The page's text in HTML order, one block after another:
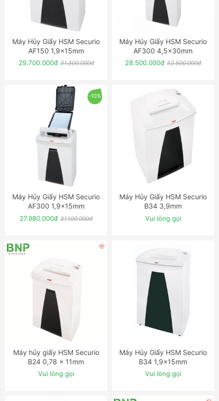
ĐẶT NGAY
Máy Hủy Giấy HSM Securio
AF150 1,9x15mm
29.700.000đ 31.300.000đ
ĐẶT NGAY
Máy Hủy Giấy HSM Securio
AF300 4,5x30mm
28.500.000đ 32.500.000đ
-10%
ĐẶT NGAY
Máy Hủy Giấy HSM Securio
AF300 1,9x15mm
27.980.000đ 31.100.000đ
ĐẶT NGAY
Máy Hủy Giấy HSM Securio
B34 3,9mm
Vui lòng gọi
ĐẶT NGAY
Máy hủy giấy HSM Securio
B24 0,78 x 11mm
Vui lòng gọi
ĐẶT NGAY
Máy Hủy Giấy HSM Securio
B34 1,9x15mm
Vui lòng gọi